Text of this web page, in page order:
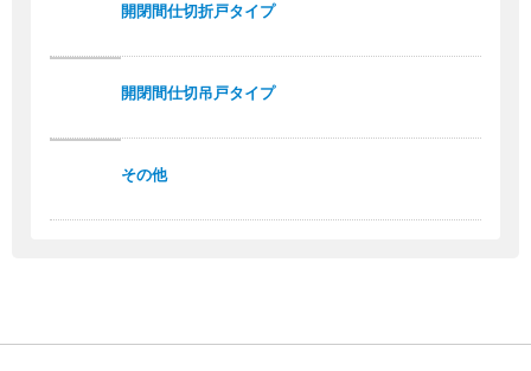
開閉間仕切折戸タイプ
開閉間仕切吊戸タイプ
その他